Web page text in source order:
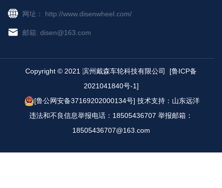
网址： http://www.disenwheel.com/
邮箱: disen@163.com
Copyright © 2021 滨州戴森车轮科技有限公司
[鲁ICP备
2021041840号-1]
[鲁公网安备37169202000134号] 技术支持：山东远洋
违法和不良信息举报电话：18505436707 举报邮箱：
18505436707@163.com